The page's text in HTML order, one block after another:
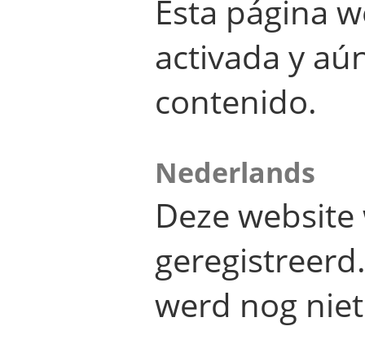
Esta página
activada y
contenido.
Nederlands
Deze
werd nog